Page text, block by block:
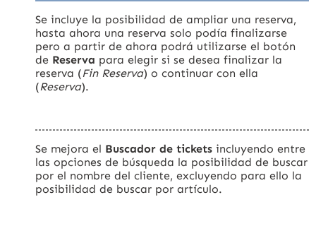
Se incluye la posibilidad de ampliar una reserva,
hasta ahora una reserva solo podía finalizarse
pero a partir de ahora podrá utilizarse el botón
de Reserva para elegir si se desea finalizar la
reserva (Fin Reserva) o continuar con ella
(Reserva).
Se mejora el Buscador de ticketsincluyendo entre
las opciones de búsqueda la posibilidad de buscar
por el nombre del cliente, excluyendo para ello la
posibilidad de buscar por artículo.